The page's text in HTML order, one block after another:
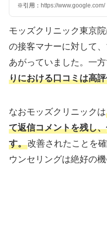
※引用： https://www.google.com/
モッズクリニック東京
の接客マナーに対して
あがっていました。一方
りにおける口コミは高
なおモッズクリニックは
て返信コメントを残し
す。改善されたことを
ウンセリングは絶好の機